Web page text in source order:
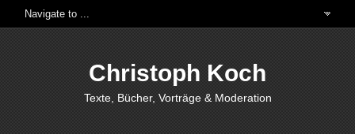
Christoph Koch
Texte, Bücher, Vorträge & Moderation